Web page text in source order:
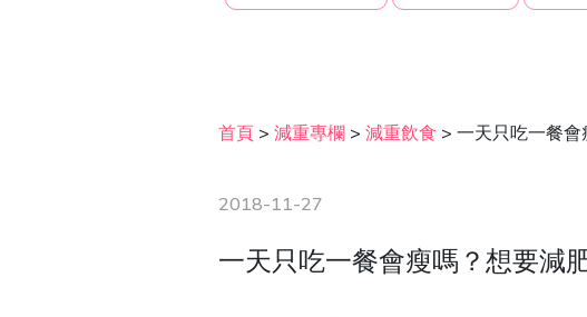
首頁 >減重專欄 >減重飲食 >一天只吃一餐
2018-11-27
一天只吃一餐會瘦嗎？想要減